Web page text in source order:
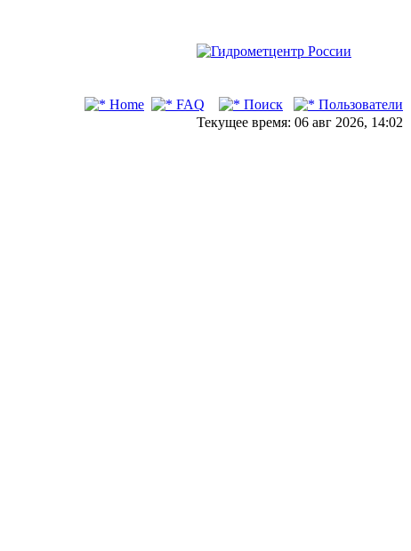
Home FAQ Поиск
Пользователи
Текущее время: 06 авг 2026, 14:02